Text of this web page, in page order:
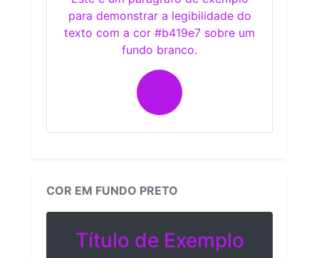
para demonstrar a legibilidade do
texto com a cor #b419e7 sobre um
fundo branco.
COR EM FUNDO PRETO
Título de Exemplo